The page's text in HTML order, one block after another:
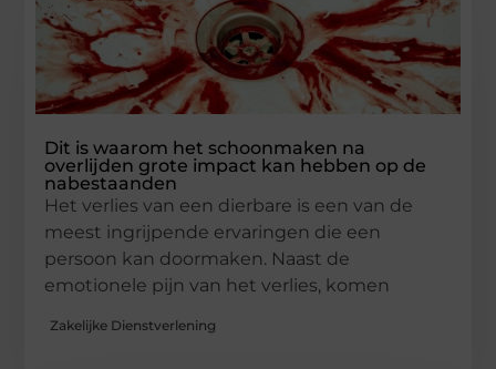
Dit is waarom het schoonmaken na
overlijden grote impact kan hebben op de
nabestaanden
Het verlies van een dierbare is een van de
meest ingrijpende ervaringen die een
persoon kan doormaken. Naast de
emotionele pijn van het verlies, komen
Zakelijke Dienstverlening